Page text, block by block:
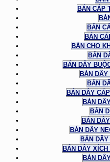
BÁN CÁP
BÁN
BÁN
BÁN CHO
BÁN
BÁN DÂY
BÁN DÂY
BÁN
BÁN DÂY
BÁN
BÁN
BÁN
BÁN DÂY
BÁN
BÁN DÂY
BÁN